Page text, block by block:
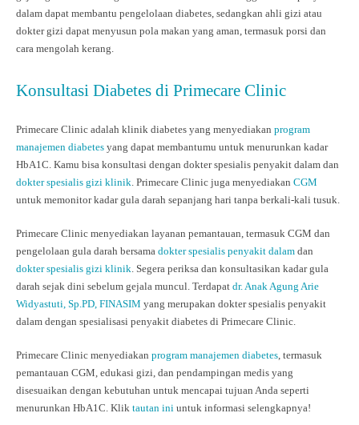
dalam dapat membantu pengelolaan diabetes, sedangkan ahli gizi atau
dokter gizi dapat menyusun pola makan yang aman, termasuk porsi dan
cara mengolah kerang.
Konsultasi Diabetes di Primecare Clinic
Primecare Clinic adalah klinik diabetes yang menyediakan program
manajemen diabetes yang dapat membantumu untuk menurunkan kadar
HbA1C. Kamu bisa konsultasi dengan dokter spesialis penyakit dalam dan
dokter spesialis gizi klinik. Primecare Clinic juga menyediakan CGM
untuk memonitor kadar gula darah sepanjang hari tanpa berkali-kali tusuk.
Primecare Clinic menyediakan layanan pemantauan, termasuk CGM dan
pengelolaan gula darah bersama dokter spesialis penyakit dalam dan
dokter spesialis gizi klinik. Segera periksa dan konsultasikan kadar gula
darah sejak dini sebelum gejala muncul. Terdapat dr. Anak Agung Arie
Widyastuti, Sp.PD, FINASIM yang merupakan dokter spesialis penyakit
dalam dengan spesialisasi penyakit diabetes di Primecare Clinic.
Primecare Clinic menyediakan program manajemen diabetes, termasuk
pemantauan CGM, edukasi gizi, dan pendampingan medis yang
disesuaikan dengan kebutuhan untuk mencapai tujuan Anda seperti
menurunkan HbA1C. Klik tautan ini untuk informasi selengkapnya!